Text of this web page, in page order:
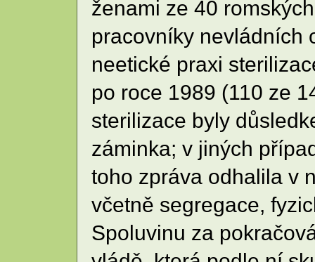
ženami ze 40
pracovníky nevládních
neetické praxi
po roce 1989 (110 ze
sterilizace byly
záminka; v jiných
toho zpráva odhalila v
včetně segregace,
Spoluvinu za